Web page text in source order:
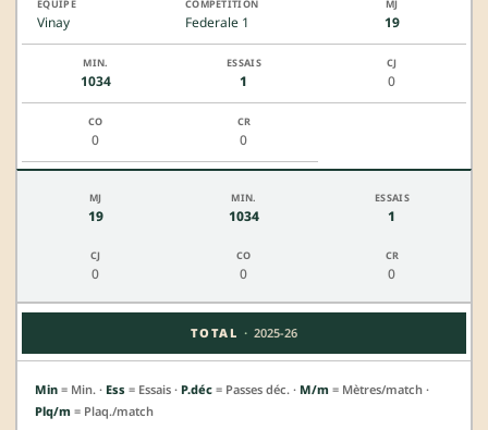
Vinay Federale 1 19
1034 1 0
0 0
19 1034 1
0 0 0
TOTAL · 2025-26
Min = Min. · Ess = Essais · P.déc = Passes déc. · M/m = Mètres/match ·
Plq/m = Plaq./match